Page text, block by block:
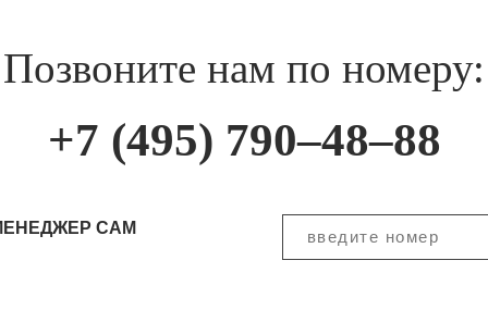
Позвоните нам по номеру:
+7 (495) 790–48–88
САМ